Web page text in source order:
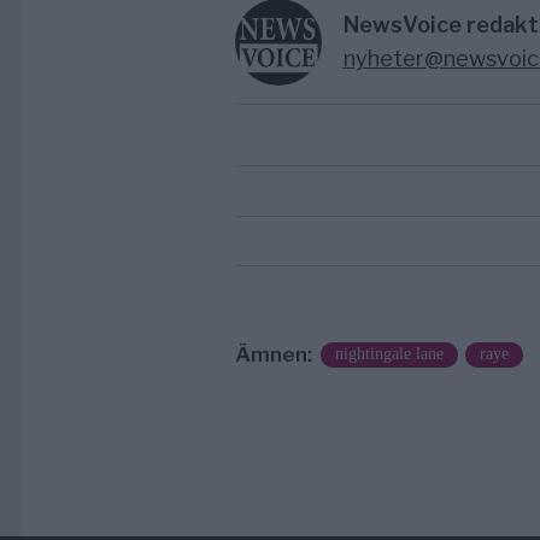
NewsVoice
Ämnen: nightingale lane raye